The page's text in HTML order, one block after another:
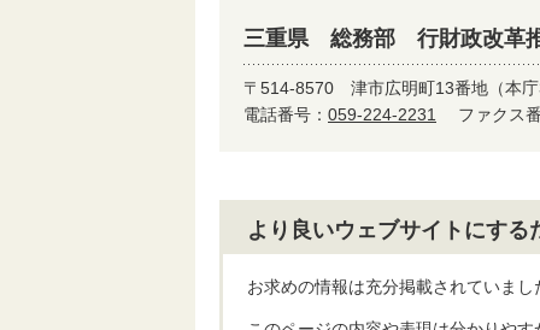
三重県 総務部 行財政改革
〒514-8570 津市広明町13番地（本
電話番号： 059-224-2231 ファクス
より良いウェブサイトにす
お求めの情報は充分掲載されていまし